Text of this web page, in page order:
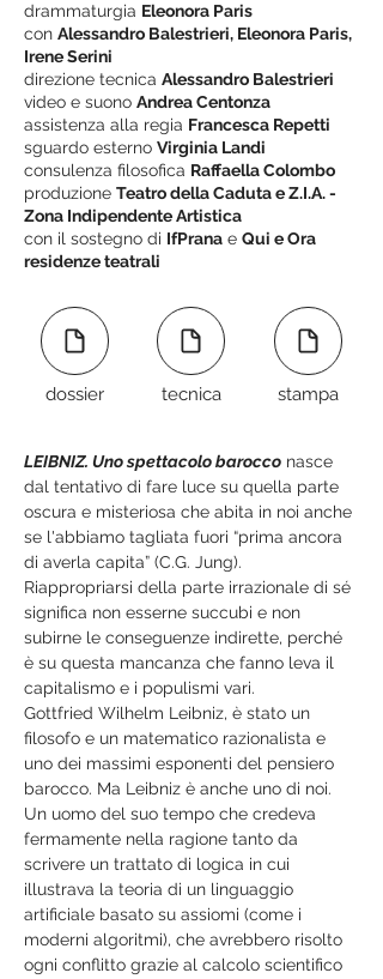
drammaturgia Eleonora Paris
con Alessandro Balestrieri, Eleonora Paris,
Irene Serini
direzione tecnica Alessandro Balestrieri
video e suono Andrea Centonza
assistenza alla regia Francesca Repetti
sguardo esterno Virginia Landi
consulenza filosofica Raffaella Colombo
produzione Teatro della Caduta e Z.I.A. -
Zona Indipendente Artistica
con il sostegno di IfPrana e Qui e Ora
residenze teatrali
dossier tecnica stampa
LEIBNIZ. Uno spettacolo barocco nasce
dal tentativo di fare luce su quella parte
oscura e misteriosa che abita in noi anche
se l'abbiamo tagliata fuori “prima ancora
di averla capita” (C.G. Jung).
Riappropriarsi della parte irrazionale di sé
significa non esserne succubi e non
subirne le conseguenze indirette, perché
è su questa mancanza che fanno leva il
capitalismo e i populismi vari.
Gottfried Wilhelm Leibniz, è stato un
filosofo e un matematico razionalista e
uno dei massimi esponenti del pensiero
barocco. Ma Leibniz è anche uno di noi.
Un uomo del suo tempo che credeva
fermamente nella ragione tanto da
scrivere un trattato di logica in cui
illustrava la teoria di un linguaggio
artificiale basato su assiomi (come i
moderni algoritmi), che avrebbero risolto
ogni conflitto grazie al calcolo scientifico